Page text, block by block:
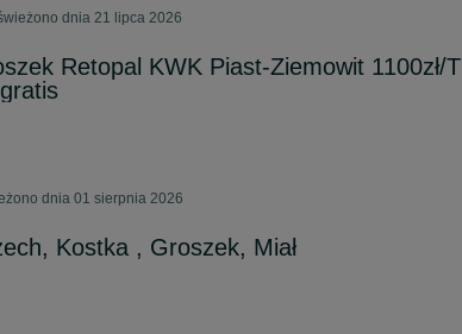
dnia 21 lipca 2026
Retopal KWK Piast-Ziemowit 1100zł/T
dnia 01 sierpnia 2026
Kostka , Groszek, Miał